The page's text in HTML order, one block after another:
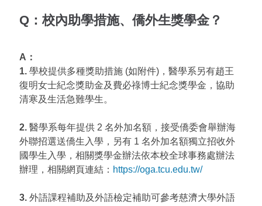
Q：校內助學措施、僑外生獎學金？
A：
1. 學校提供多種獎助措施 (如附件)，醫學系另有趙王
復明女士紀念獎助金及費必祿博士紀念獎學金，協助
清寒及生活急難學生。
2. 醫學系每年提供 2 名外加名額，接受僑委會舉辦海
外聯招選送僑生入學，另有 1 名外加名額獨立招收外
國學生入學，相關獎學金辦法依本校全球事務處辦法
辦理，相關網頁連結： https://oga.tcu.edu.tw/
3. 外語課程補助及外語檢定補助可參考慈濟大學外語